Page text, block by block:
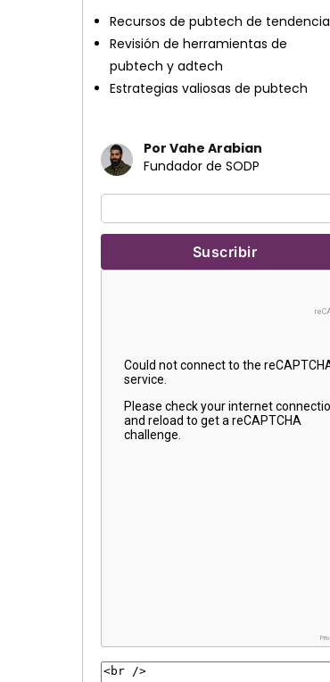
Recursos de pubtech de tendencia
Revisión de herramientas de
pubtech y adtech
Estrategias valiosas de pubtech
Por Vahe Arabian
Fundador de SODP